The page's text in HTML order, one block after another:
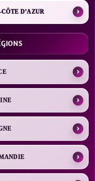
D’AZUR